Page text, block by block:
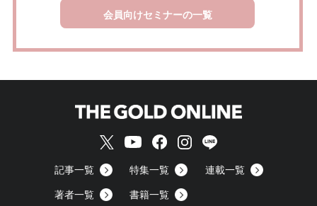
会員向けセミナーの一覧
記事一覧 特集一覧 連載一覧
著者一覧 書籍一覧